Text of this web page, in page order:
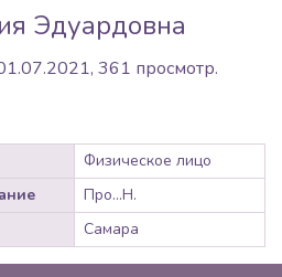
Эдуардовна
361 просмотр.
Физическое лицо
Про...Н.
Самара